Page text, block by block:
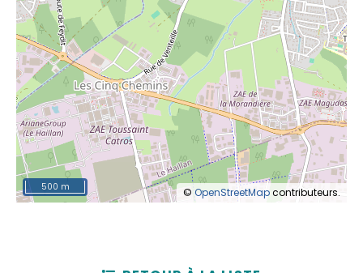
© OpenStreetMapcontributeurs.
500 m